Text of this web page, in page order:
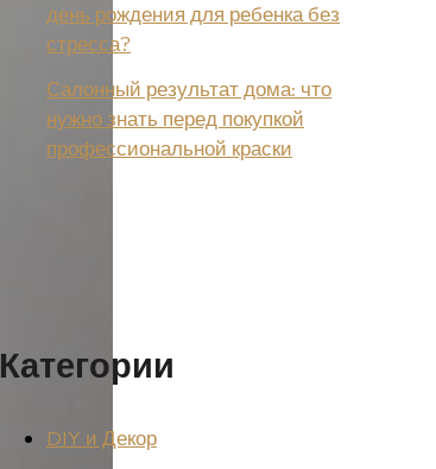
день рождения для ребенка без
стресса?
Салонный результат дома: что
нужно знать перед покупкой
профессиональной краски
Категории
DIY и Декор